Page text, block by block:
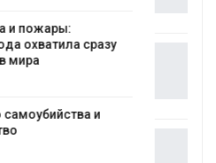
в водохранилища Волги и
может превысить норму
раза
увеличить